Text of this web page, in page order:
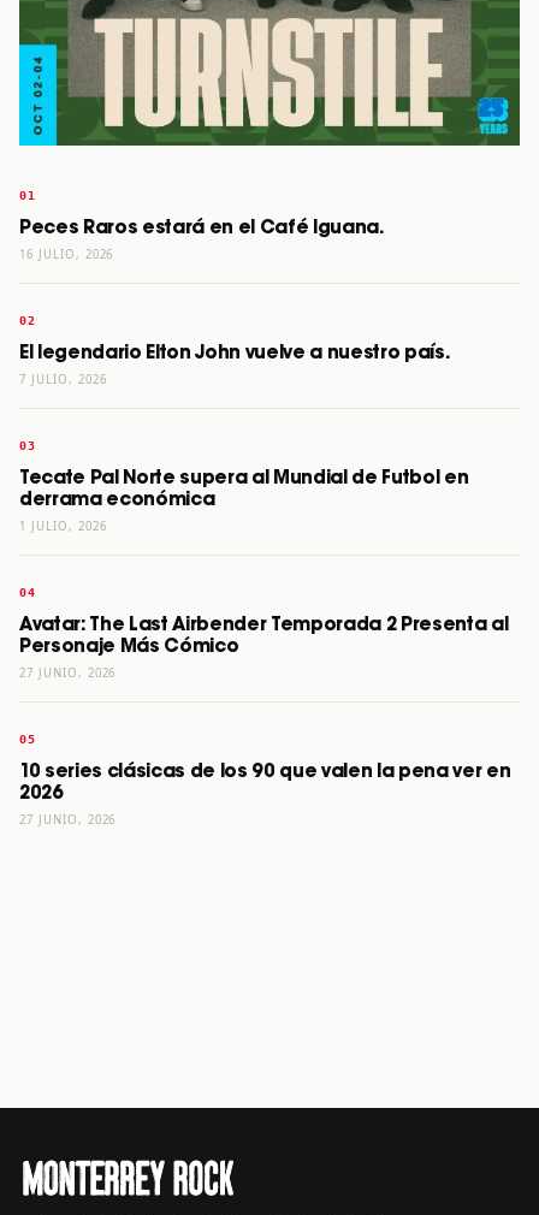
Peces Raros estará en el Café Iguana.
16 JULIO, 2026
El legendario Elton John vuelve a nuestro país.
7 JULIO, 2026
Tecate Pal Norte supera al Mundial de Futbol en
derrama económica
1 JULIO, 2026
Avatar: The Last Airbender Temporada 2 Presenta al
Personaje Más Cómico
27 JUNIO, 2026
10 series clásicas de los 90 que valen la pena ver en
2026
27 JUNIO, 2026